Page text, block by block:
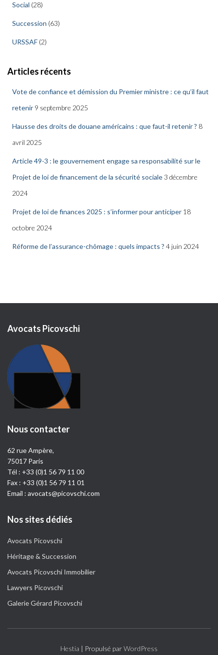
Social (28)
Succession (63)
URSSAF (2)
Articles récents
Vote de confiance et démission du Premier ministre : ce qu’il faut
retenir 9 septembre 2025
Hausse des droits de douane américains : que faut-il retenir ? 8
avril 2025
Article 49-3 : le gouvernement engage sa responsabilité sur le
Projet de loi de financement de la sécurité sociale3 décembre
2024
Projet de loi de finances 2025 : s’informer pour anticiper 18
octobre 2024
Réforme de l’assurance-chômage : quels impacts ? 4 juin 2024
Avocats Picovschi
Nous contacter
62 rue Ampère,
75017 Paris
Tél : +33 (0)1 56 79 11 00
Fax : +33 (0)1 56 79 11 01
Email : avocats@picovschi.com
Nos sites dédiés
Avocats Picovschi
Héritage & Succession
Avocats Picovschi Immobilier
Lawyers Picovschi
Galerie Gérard Picovschi
Hestia | Propulsé parWordPress